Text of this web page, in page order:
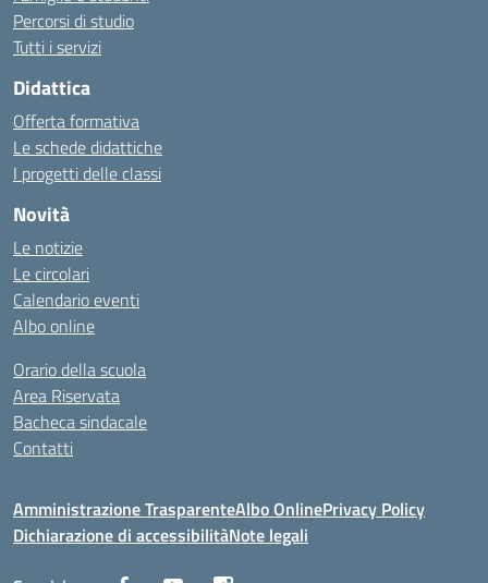
Percorsi di studio
Tutti i servizi
Didattica
Offerta formativa
Le schede didattiche
I progetti delle classi
Novità
Le notizie
Le circolari
Calendario eventi
Albo online
Orario della scuola
Area Riservata
Bacheca sindacale
Contatti
Amministrazione TrasparenteAlbo OnlinePrivacy Policy
Dichiarazione di accessibilitàNote legali